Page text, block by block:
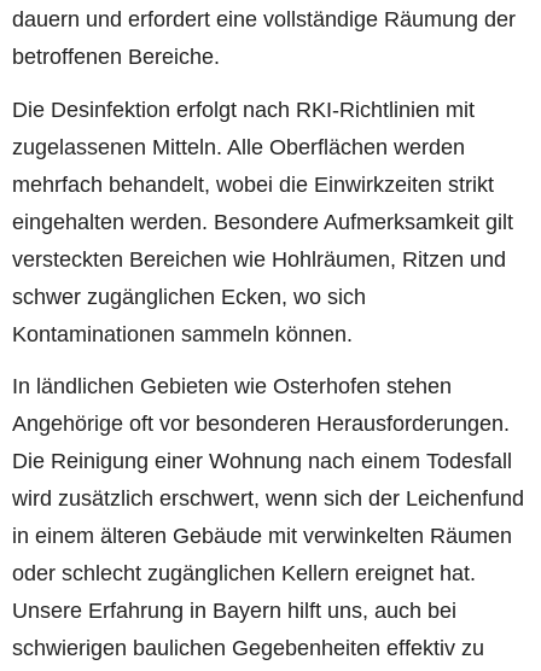
dauern und erfordert eine vollständige Räumung der
betroffenen Bereiche.
Die Desinfektion erfolgt nach RKI-Richtlinien mit
zugelassenen Mitteln. Alle Oberflächen werden
mehrfach behandelt, wobei die Einwirkzeiten strikt
eingehalten werden. Besondere Aufmerksamkeit gilt
versteckten Bereichen wie Hohlräumen, Ritzen und
schwer zugänglichen Ecken, wo sich
Kontaminationen sammeln können.
In ländlichen Gebieten wie Osterhofen stehen
Angehörige oft vor besonderen Herausforderungen.
Die Reinigung einer Wohnung nach einem Todesfall
wird zusätzlich erschwert, wenn sich der Leichenfund
in einem älteren Gebäude mit verwinkelten Räumen
oder schlecht zugänglichen Kellern ereignet hat.
Unsere Erfahrung in Bayern hilft uns, auch bei
schwierigen baulichen Gegebenheiten effektiv zu